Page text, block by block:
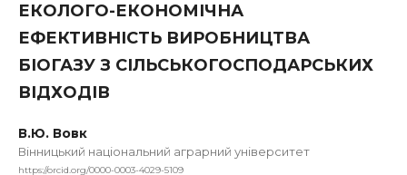
ЕКОЛОГО-ЕКОНОМІЧНА
ЕФЕКТИВНІСТЬ ВИРОБНИЦТВА
БІОГАЗУ З СІЛЬСЬКОГОСПОДАРСЬКИХ
ВІДХОДІВ
В.Ю. Вовк
Вінницький національний аграрний університет
https://orcid.org/0000-0003-4029-5109